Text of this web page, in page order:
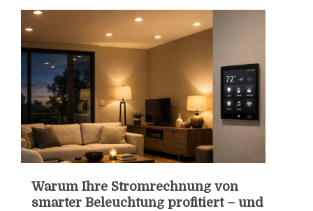
Warum Ihre Stromrechnung von
smarter Beleuchtung profitiert – und